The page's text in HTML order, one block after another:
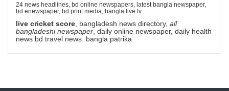
24 news headlines, bd online newspapers, latest bangla newspaper,
bd enewspaper, bd print media, bangla live tv
live cricket score , bangladesh news directory, all
bangladeshi newspaper , daily online newspaper, daily health
news bd travel news bangla patrika